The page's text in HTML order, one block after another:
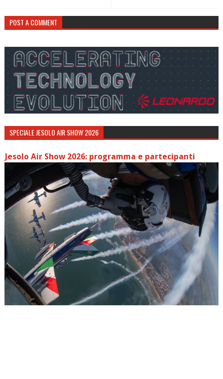
POST A COMMENT
SPECIALE JESOLO AIR SHOW 2026
Jesolo Air Show 2026: programma e partecipanti